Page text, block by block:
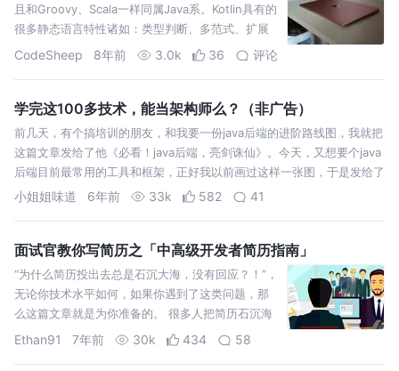
且和Groovy、Scala一样同属Java系。Kotlin具有的
很多静态语言特性诸如：类型判断、多范式、扩展
函数、模式匹配等等让我无法只作为一个吃瓜群众
CodeSheep 8年前 3.0k 36 评论
学完这100多技术，能当架构师么？（非广告）
前几天，有个搞培训的朋友，和我要一份java后端的进阶路线图，我就把
这篇文章发给了他《必看！java后端，亮剑诛仙》。今天，又想要个java
后端目前最常用的工具和框架，正好我以前画过这样一张图，于是发给了
他。虽然不是很全，但也希望得到他的夸奖。没想到... 本篇内容涵盖14
小姐姐味道 6年前 33k 582 41
面试官教你写简历之「中高级开发者简历指南」
“为什么简历投出去总是石沉大海，没有回应？！”，
无论你技术水平如何，如果你遇到了这类问题，那
么这篇文章就是为你准备的。 很多人把简历石沉海
底的原因归为技术不行，前公司背景不行，教育经
Ethan91 7年前 30k 434 58